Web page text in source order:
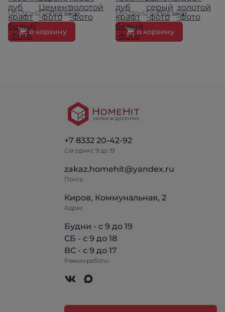
120×220×52 смПод заказ
В корзину
120×220×52 смПод заказ
В корзину
+7 8332 20-42-92
Сегодня с 9 до 19
zakaz.homehit@yandex.ru
Почта
Киров, Коммунальная, 2
Адрес
Будни - с 9 до 19
СБ - с 9 до 18
ВС - с 9 до 17
Режим работы